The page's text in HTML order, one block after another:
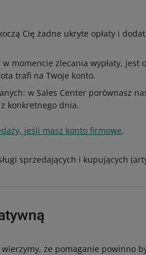
Cię żadne ukryte opłaty i
momencie zlecania wypłaty, jest
trafi na Twoje konto.
w Sales Center porównasz
konkretnego dnia.
jeśli masz konto firmowe.
sprzedających i kupujących
że pomaganie powinno